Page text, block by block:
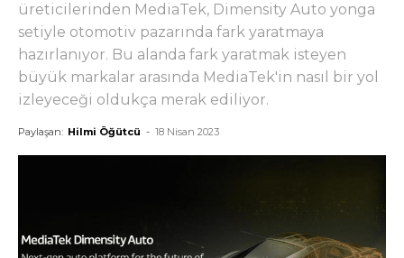
üreticilerinden MediaTek, Dimensity Auto yonga
setiyle otomotiv pazarında fark yaratmaya
hazırlanıyor. Bu alanda fark yaratmak isteyen
büyük markalar arasında MediaTek'in nasıl bir yol
izleyeceği oldukça merak ediliyor.
Paylaşan: Hilmi Öğütcü - 18 Nisan 2023